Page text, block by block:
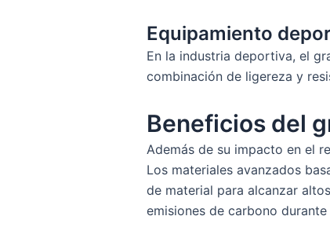
Equipamiento
En la industria deportiva, el
combinación de ligereza y
Beneficios del
Además de su impacto en el
Los materiales avanzados
de material para alcanzar
emisiones de carbono